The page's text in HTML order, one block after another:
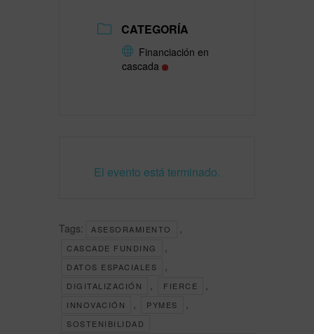
CATEGORÍA
Financiación en
cascada
El evento está terminado.
Tags: ASESORAMIENTO
CASCADE FUNDING
DATOS ESPACIALES
DIGITALIZACIÓN FIERCE
INNOVACIÓN PYMES
SOSTENIBILIDAD